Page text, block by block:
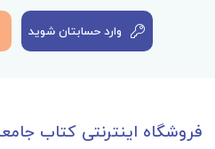
وارد حسابتان شوید
فروشگاه اینترنتی کتاب